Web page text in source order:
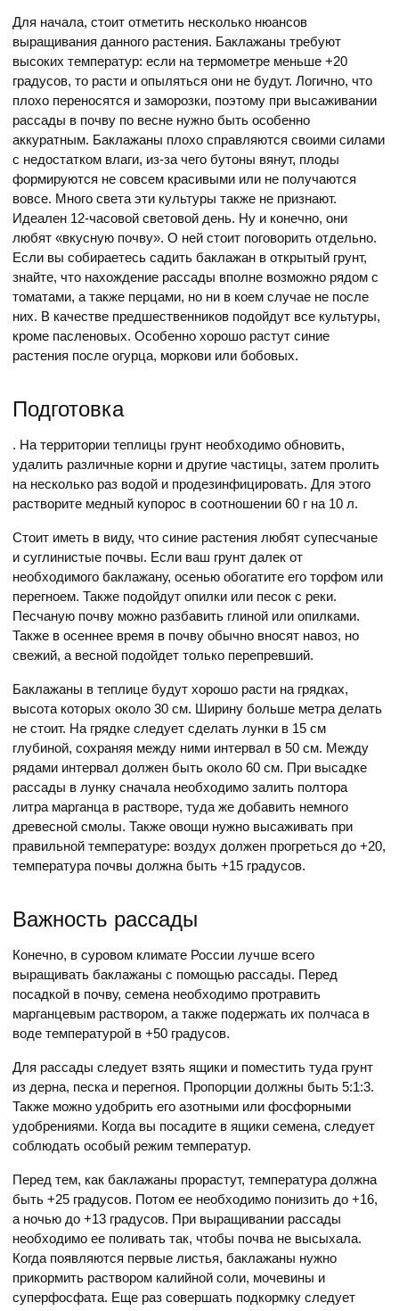
Для начала, стоит отметить несколько нюансов
выращивания данного растения. Баклажаны требуют
высоких температур: если на термометре меньше +20
градусов, то расти и опыляться они не будут. Логично, что
плохо переносятся и заморозки, поэтому при высаживании
рассады в почву по весне нужно быть особенно
аккуратным. Баклажаны плохо справляются своими силами
с недостатком влаги, из-за чего бутоны вянут, плоды
формируются не совсем красивыми или не получаются
вовсе. Много света эти культуры также не признают.
Идеален 12-часовой световой день. Ну и конечно, они
любят «вкусную почву». О ней стоит поговорить отдельно.
Если вы собираетесь садить баклажан в открытый грунт,
знайте, что нахождение рассады вполне возможно рядом с
томатами, а также перцами, но ни в коем случае не после
них. В качестве предшественников подойдут все культуры,
кроме пасленовых. Особенно хорошо растут синие
растения после огурца, моркови или бобовых.
Подготовка
. На территории теплицы грунт необходимо обновить,
удалить различные корни и другие частицы, затем пролить
на несколько раз водой и продезинфицировать. Для этого
растворите медный купорос в соотношении 60 г на 10 л.
Стоит иметь в виду, что синие растения любят супесчаные
и суглинистые почвы. Если ваш грунт далек от
необходимого баклажану, осенью обогатите его торфом или
перегноем. Также подойдут опилки или песок с реки.
Песчаную почву можно разбавить глиной или опилками.
Также в осеннее время в почву обычно вносят навоз, но
свежий, а весной подойдет только перепревший.
Баклажаны в теплице будут хорошо расти на грядках,
высота которых около 30 см. Ширину больше метра делать
не стоит. На грядке следует сделать лунки в 15 см
глубиной, сохраняя между ними интервал в 50 см. Между
рядами интервал должен быть около 60 см. При высадке
рассады в лунку сначала необходимо залить полтора
литра марганца в растворе, туда же добавить немного
древесной смолы. Также овощи нужно высаживать при
правильной температуре: воздух должен прогреться до +20,
температура почвы должна быть +15 градусов.
Важность рассады
Конечно, в суровом климате России лучше всего
выращивать баклажаны с помощью рассады. Перед
посадкой в почву, семена необходимо протравить
марганцевым раствором, а также подержать их полчаса в
воде температурой в +50 градусов.
Для рассады следует взять ящики и поместить туда грунт
из дерна, песка и перегноя. Пропорции должны быть 5:1:3.
Также можно удобрить его азотными или фосфорными
удобрениями. Когда вы посадите в ящики семена, следует
соблюдать особый режим температур.
Перед тем, как баклажаны прорастут, температура должна
быть +25 градусов. Потом ее необходимо понизить до +16,
а ночью до +13 градусов. При выращивании рассады
необходимо ее поливать так, чтобы почва не высыхала.
Когда появляются первые листья, баклажаны нужно
прикормить раствором калийной соли, мочевины и
суперфосфата. Еще раз совершать подкормку следует